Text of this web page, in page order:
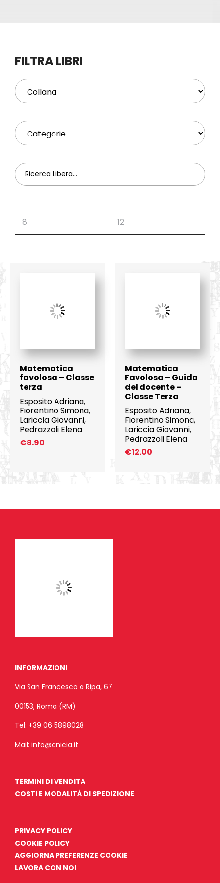
Profilo
FILTRA LIBRI
Matematica
favolosa – Classe
terza
Esposito Adriana,
Fiorentino Simona,
Lariccia Giovanni,
Pedrazzoli Elena
€8.90
Matematica
Favolosa – Guida
del docente –
Classe Terza
Esposito Adriana,
Fiorentino Simona,
Lariccia Giovanni,
Pedrazzoli Elena
€12.00
INFORMAZIONI
Via San Francesco a Ripa, 67
00153, Roma (RM)
Tel: +39 06 5898028
Mail: info@anicia.it
TERMINI DI VENDITA
COSTI E MODALITÀ DI SPEDIZIONE
PRIVACY POLICY
COOKIE POLICY
AGGIORNA PREFERENZE COOKIE
LAVORA CON NOI